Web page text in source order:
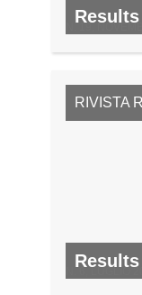
N. 19,
RIVISTA
N. 6, LUGLIO